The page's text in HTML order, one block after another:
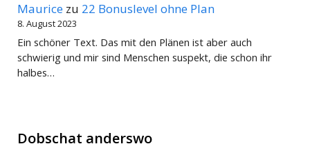
Maurice zu 22 Bonuslevel ohne Plan
8. August 2023
Ein schöner Text. Das mit den Plänen ist aber auch
schwierig und mir sind Menschen suspekt, die schon ihr
halbes…
Dobschat anderswo